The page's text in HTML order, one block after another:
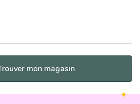
air
mon magasin